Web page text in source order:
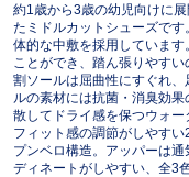
約1歳から3歳の幼児向けに
たミドルカットシューズで
体的な中敷を採用していま
ことができ、踏ん張りやす
割ソールは屈曲性にすぐれ
ルの素材には抗菌・消臭効
散してドライ感を保つウォー
フィット感の調節がしやす
プンベロ構造。アッパーは
ディネートがしやすい、全3